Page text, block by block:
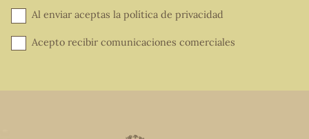
Al enviar aceptas la política de privacidad
Acepto recibir comunicaciones comerciales